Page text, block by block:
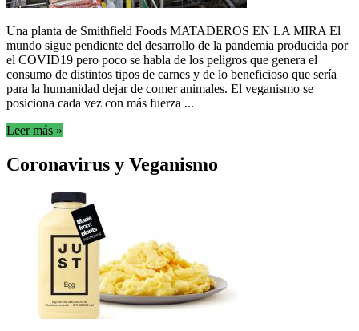
Una planta de Smithfield Foods MATADEROS EN LA MIRA El
mundo sigue pendiente del desarrollo de la pandemia producida por
el COVID19 pero poco se habla de los peligros que genera el
consumo de distintos tipos de carnes y de lo beneficioso que sería
para la humanidad dejar de comer animales. El veganismo se
posiciona cada vez con más fuerza ...
Leer más »
Coronavirus y Veganismo